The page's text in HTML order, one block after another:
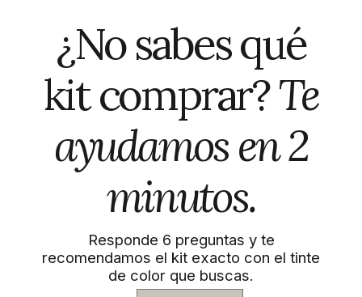
¿No sabes qué
kit comprar?Te
ayudamos en 2
minutos.
Responde 6 preguntas y te
recomendamos el kit exacto con el tinte
de color que buscas.